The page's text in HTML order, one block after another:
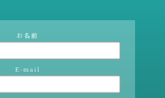
お名前
E-mail